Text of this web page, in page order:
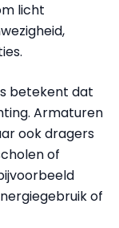
licht
betekent dat
Armaturen
ook dragers
of
of